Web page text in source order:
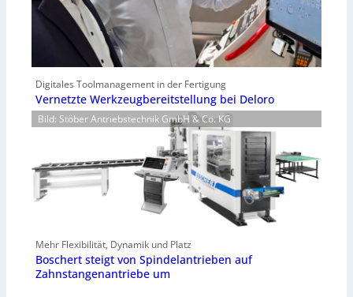
Digitales Toolmanagement in der Fertigung
Vernetzte Werkzeugbereitstellung bei Deloro
Bild: Stöber Antriebstechnik GmbH & Co. KG
Mehr Flexibilität, Dynamik und Platz
Boschert steigt von Spindelantrieben auf
Zahnstangenantriebe um